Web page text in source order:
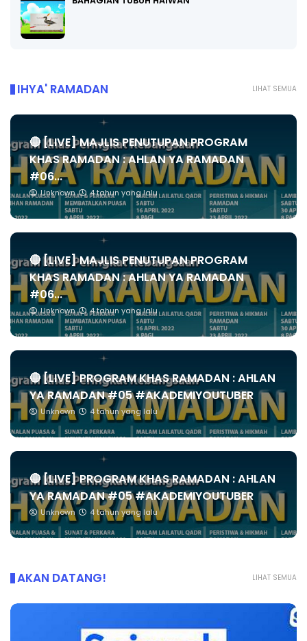
LIHAT SEMUA
IHYA' RAMADAN
🔴 [LIVE] MAJLIS PENUTUPAN PROGRAM
KHAS RAMADAN : AHLAN YA RAMADAN
#06...
Unknown 4 tahun yang lalu
🔴 [LIVE] MAJLIS PENUTUPAN PROGRAM
KHAS RAMADAN : AHLAN YA RAMADAN
#06...
Unknown 4 tahun yang lalu
🔴 [LIVE] PROGRAM KHAS RAMADAN : AHLAN
YA RAMADAN #05 #AKADEMIYOUTUBER
Unknown 4 tahun yang lalu
🔴 [LIVE] PROGRAM KHAS RAMADAN : AHLAN
YA RAMADAN #05 #AKADEMIYOUTUBER
Unknown 4 tahun yang lalu
LIHAT SEMUA
AKAN DATANG!